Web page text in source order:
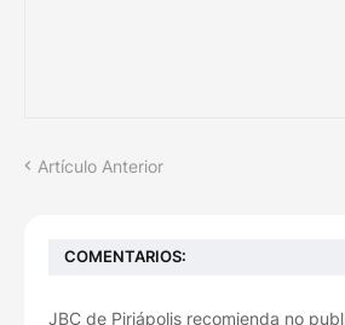
Artículo Anterior
COMENTARIOS:
JBC de Piriápolis recomienda no